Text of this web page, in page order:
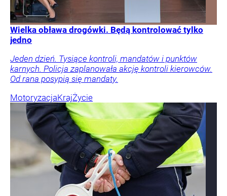
Wielka obława drogówki. Będą kontrolować tylko
jedno
Jeden dzień. Tysiące kontroli, mandatów i punktów
karnych. Policja zaplanowała akcję kontroli kierowców.
Od rana posypią się mandaty.
MotoryzacjaKrajŻycie